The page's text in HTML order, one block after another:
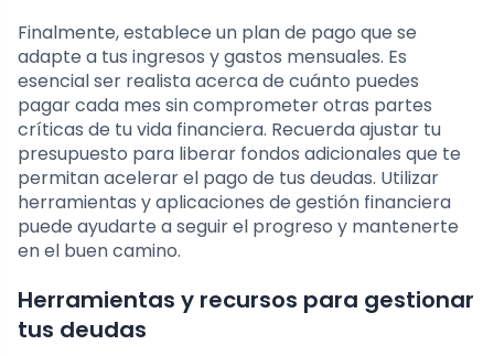
Finalmente, establece un plan de pago que se
adapte a tus ingresos y gastos mensuales. Es
esencial ser realista acerca de cuánto puedes
pagar cada mes sin comprometer otras partes
críticas de tu vida financiera. Recuerda ajustar tu
presupuesto para liberar fondos adicionales que te
permitan acelerar el pago de tus deudas. Utilizar
herramientas y aplicaciones de gestión financiera
puede ayudarte a seguir el progreso y mantenerte
en el buen camino.
Herramientas y recursos para gestionar
tus deudas